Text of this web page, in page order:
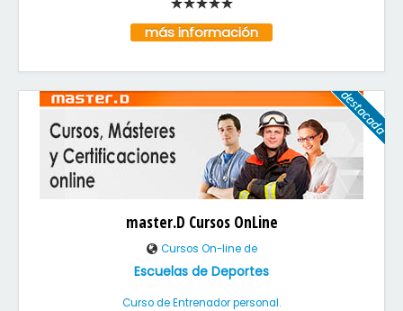
más información
master.D Cursos OnLine
Cursos On-line de
Escuelas de Deportes
Curso de Entrenador personal.